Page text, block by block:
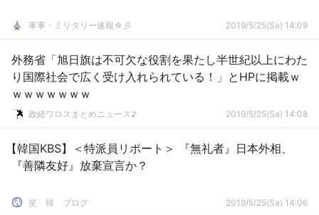
軍事・ミリタリー速報☆彡 2019/5/25(Sa) 14:09
外務省「旭日旗は不可欠な役割を果たし半世紀以上にわた
り国際社会で広く受け入れられている！」とHPに掲載ｗ
ｗｗｗｗｗｗｗ
政経ワロスまとめニュース♪ 2019/5/25(Sa) 14:08
【韓国KBS】＜特派員リポート＞ 『無礼者』日本外相、
『善隣友好』放棄宣言か？
笑 韓 ブログ 2019/5/25(Sa) 14:06